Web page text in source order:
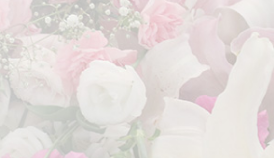
2022年10月
2022年8月
2022年7月
2022年4月
2022年3月